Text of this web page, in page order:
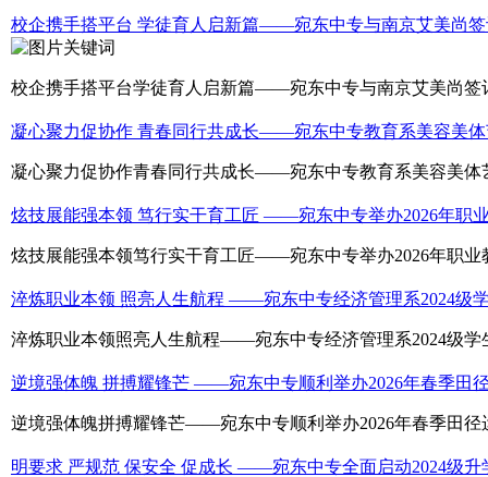
校企携手搭平台 学徒育人启新篇——宛东中专与南京艾美尚
校企携手搭平台学徒育人启新篇——宛东中专与南京艾美尚签
凝心聚力促协作 青春同行共成长——宛东中专教育系美容美
凝心聚力促协作青春同行共成长——宛东中专教育系美容美体
炫技展能强本领 笃行实干育工匠 ——宛东中专举办2026年职
炫技展能强本领笃行实干育工匠——宛东中专举办2026年职业
淬炼职业本领 照亮人生航程 ——宛东中专经济管理系2024级
淬炼职业本领照亮人生航程——宛东中专经济管理系2024级学
逆境强体魄 拼搏耀锋芒 ——宛东中专顺利举办2026年春季田
逆境强体魄拼搏耀锋芒——宛东中专顺利举办2026年春季田径
明要求 严规范 保安全 促成长 ——宛东中专全面启动2024级升